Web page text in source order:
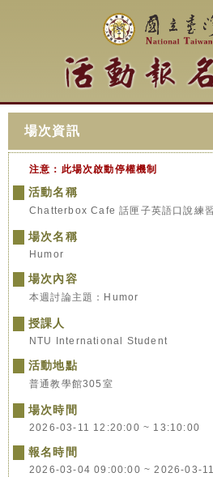
場次資訊
注意：此場次啟動停權機制
活動名稱
Chatterbox Cafe 話匣子英語口說練
場次名稱
Humor
場次內容
本週討論主題：Humor
授課人
NTU International Student
活動地點
普通教學館305室
場次時間
2026-03-11 12:20:00 ~ 13:10:00
報名時間
2026-03-04 09:00:00 ~ 2026-03-